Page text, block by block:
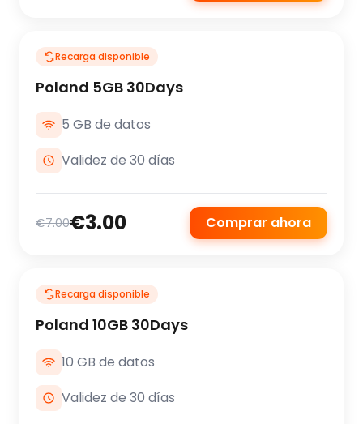
Recarga disponible
Poland 5GB 30Days
5 GB de datos
Validez de 30 días
€7.00€3.00 Comprar ahora
Recarga disponible
Poland 10GB 30Days
10 GB de datos
Validez de 30 días